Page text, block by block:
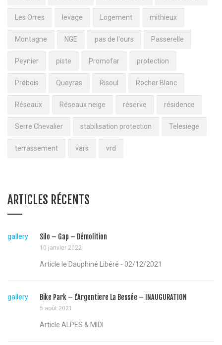
Les Orres levage Logement mithieux
Montagne NGE pas de l'ours Passerelle
Peynier piste Promofar protection
Prébois Queyras Risoul Rocher Blanc
Réseaux Réseaux neige réserve résidence
Serre Chevalier stabilisation protection Telesiege
terrassement vars vrd
ARTICLES RÉCENTS
gallery Silo – Gap – Démolition
10 janvier 2022
Article le Dauphiné Libéré - 02/12/2021
gallery Bike Park – L’Argentiere La Bessée – INAUGURATION
5 août 2021
Article ALPES & MIDI